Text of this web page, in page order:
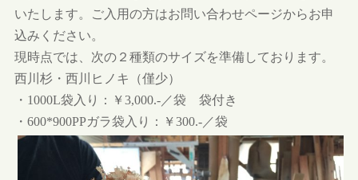
いたします。ご入用の方はお問い合わせページからお申
込みください。
現時点では、次の２種類のサイズを準備しております。
西川杉・西川ヒノキ（僅少）
・1000L袋入り：￥3,000.-／袋 袋付き
・600*900PPガラ袋入り：￥300.-／袋